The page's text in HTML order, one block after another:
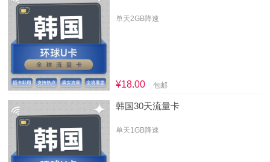
单天2GB降速
¥18.00 包邮
韩国30天流量卡
单天1GB降速